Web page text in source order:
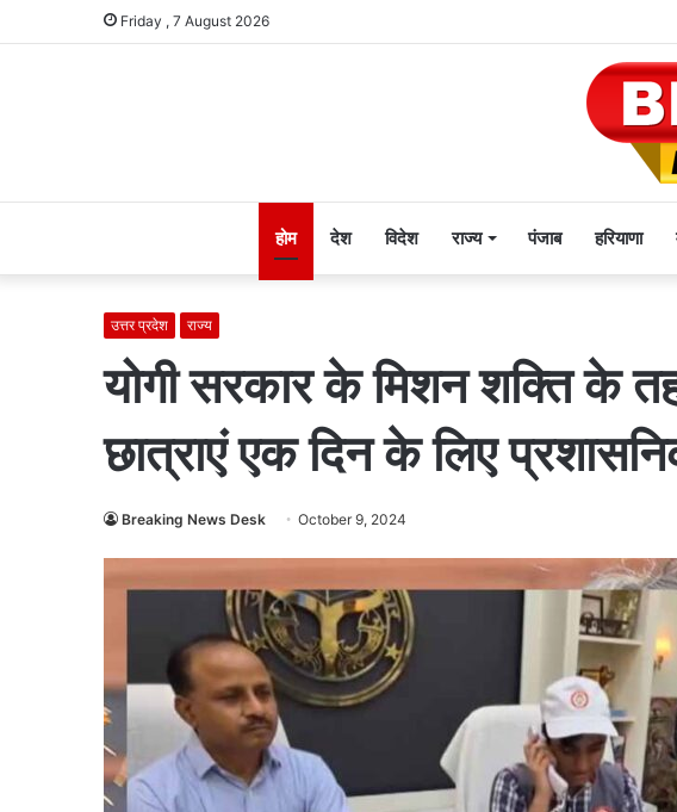
Friday , 7 August 2026
होम देश विदेश राज्य पंजाब हरियाणा
उत्तर प्रदेश राज्य
योगी सरकार के मिशन शक्ति के
छात्राएं एक दिन के लिए
Breaking News Desk October 9, 2024